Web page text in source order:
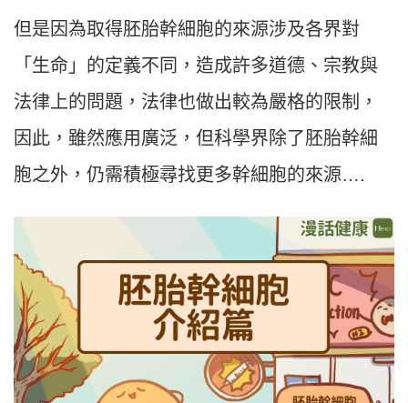
但是因為取得胚胎幹細胞的來源涉及各界對
「生命」的定義不同，造成許多道德、宗教與
法律上的問題，法律也做出較為嚴格的限制，
因此，雖然應用廣泛，但科學界除了胚胎幹細
胞之外，仍需積極尋找更多幹細胞的來源….